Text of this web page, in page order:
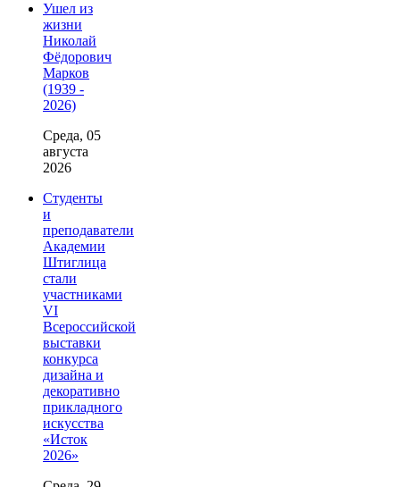
Ушел из
жизни
Николай
Фёдорович
Марков
(1939 -
2026)
Среда, 05
августа
2026
Студенты
и
преподаватели
Академии
Штиглица
стали
участниками
VI
Всероссийской
выставки
конкурса
дизайна и
декоративно
прикладного
искусства
«Исток
2026»